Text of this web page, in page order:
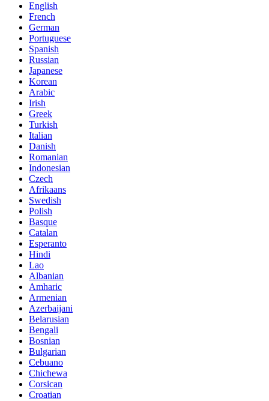
English
French
German
Portuguese
Spanish
Russian
Japanese
Korean
Arabic
Irish
Greek
Turkish
Italian
Danish
Romanian
Indonesian
Czech
Afrikaans
Swedish
Polish
Basque
Catalan
Esperanto
Hindi
Lao
Albanian
Amharic
Armenian
Azerbaijani
Belarusian
Bengali
Bosnian
Bulgarian
Cebuano
Chichewa
Corsican
Croatian